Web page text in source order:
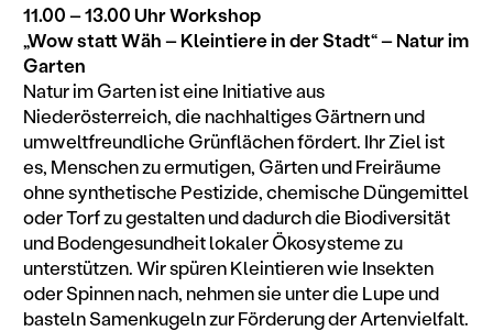
11.00 – 13.00 Uhr Workshop
„Wow statt Wäh – Kleintiere in der Stadt“ – Natur im
Garten
Natur im Garten ist eine Initiative aus
Niederösterreich, die nachhaltiges Gärtnern und
umweltfreundliche Grünflächen fördert. Ihr Ziel ist
es, Menschen zu ermutigen, Gärten und Freiräume
ohne synthetische Pestizide, chemische Düngemittel
oder Torf zu gestalten und dadurch die Biodiversität
und Bodengesundheit lokaler Ökosysteme zu
unterstützen. Wir spüren Kleintieren wie Insekten
oder Spinnen nach, nehmen sie unter die Lupe und
basteln Samenkugeln zur Förderung der Artenvielfalt.